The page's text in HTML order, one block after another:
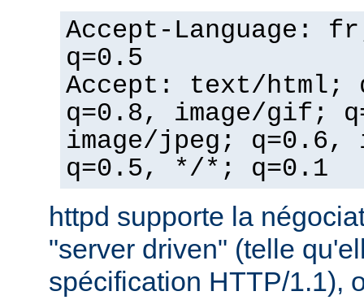
Accept-Language:
q=0.5
Accept: text/html;
q=0.8, image/gif;
image/jpeg; q=0.6,
q=0.5, */*; q=0.1
httpd supporte la
"server driven" (telle
spécification HTTP/1.1),